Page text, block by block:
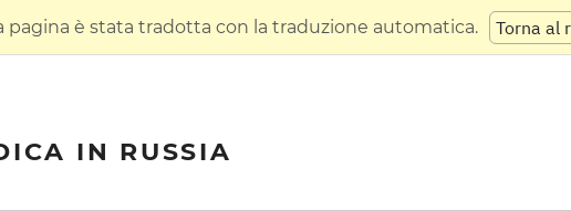
pagina è stata tradotta con la traduzione automatica. Torna al
IN RUSSIA